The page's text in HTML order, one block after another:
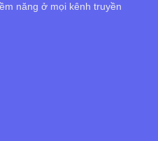
năng ở mọi kênh truyền